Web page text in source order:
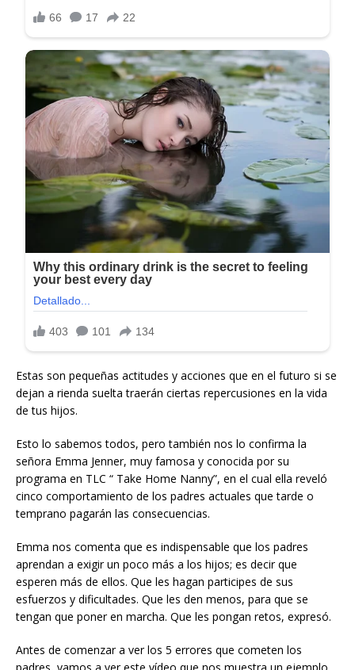
Estas son pequeñas actitudes y acciones que en el futuro si se
dejan a rienda suelta traerán ciertas repercusiones en la vida
de tus hijos.
Esto lo sabemos todos, pero también nos lo confirma la
señora Emma Jenner, muy famosa y conocida por su
programa en TLC “ Take Home Nanny”, en el cual ella reveló
cinco comportamiento de los padres actuales que tarde o
temprano pagarán las consecuencias.
Emma nos comenta que es indispensable que los padres
aprendan a exigir un poco más a los hijos; es decir que
esperen más de ellos. Que les hagan participes de sus
esfuerzos y dificultades. Que les den menos, para que se
tengan que poner en marcha. Que les pongan retos, expresó.
Antes de comenzar a ver los 5 errores que cometen los